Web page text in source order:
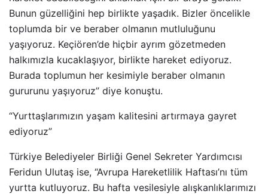
Bunun güzelliğini hep birlikte yaşadık. Bizler öncelikle
toplumda bir ve beraber olmanın mutluluğunu
yaşıyoruz. Keçiören’de hiçbir ayrım gözetmeden
halkımızla kucaklaşıyor, birlikte hareket ediyoruz.
Burada toplumun her kesimiyle beraber olmanın
gururunu yaşıyoruz” diye konuştu.
“Yurttaşlarımızın yaşam kalitesini artırmaya gayret
ediyoruz”
Türkiye Belediyeler Birliği Genel Sekreter Yardımcısı
Feridun Ulutaş ise, “Avrupa Hareketlilik Haftası’nı tüm
yurtta kutluyoruz. Bu hafta vesilesiyle alışkanlıklarımızı